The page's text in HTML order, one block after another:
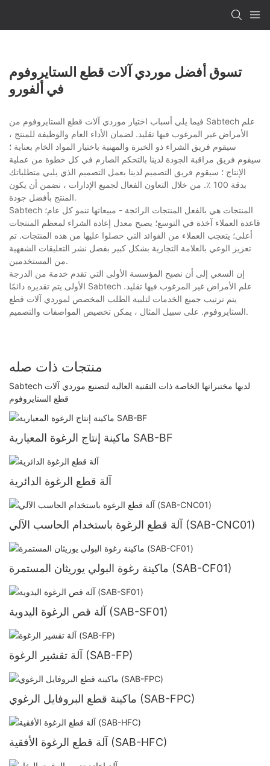
تسوق أفضل موردي آلات قطع الستايروفوم
في ألفورو
فيما يلي أسباب اختيار موردي آلات قطع الستايروفوم من Sabtech علم
الأمراض غير المرغوب فيها تقليد. لضمان الأداء العام والوظيفة للمنتج ،
سيقوم فريق الشراء ذو الخبرة والمهنية باختيار المواد الخام بعناية ؛
سيقوم فريق مراقبة الجودة لدينا بالتحكم الصارم في كل خطوة من عملية
الإنتاج ؛ سيقوم فريق التصميم لدينا بعمل التصميم الذي يلبي متطلباتك
بدقة 100 ٪. من خلال التعاون الفعال لجميع الإدارات ، نضمن أن يكون
المنتج بأفضل جودة.
Sabtech المنتجات هي بالفعل المنتجات الرائجة - مبيعاتها تنمو كل عام؛
قاعدة العملاء آخذة في التوسع؛ يصبح معدل إعادة الشراء لمعظم المنتجات
أعلى؛ يتعجب العملاء من الفوائد التي حصلوا عليها من هذه المنتجات. تم
تعزيز الوعي بالعلامة التجارية بشكل كبير بفضل نشر التعليقات الشفهية
من المستخدمين.
إن السعي إلى أن نصبح المؤسسة الأولى التي تقدم خدمة من الدرجة
الأولى يتم تقديره دائمًا Sabtech علم الأمراض غير المرغوب فيها تقليد.
يتم ترتيب جميع الخدمات لتلبية الطلب المخصص لموردي آلات قطع
الستايروفوم. على سبيل المثال ، يمكن تخصيص المواصفات والتصميم.
منتجات ذات صله
Sabtech لديها مختبراتها الخاصة ذات التقنية العالية لتصنيع موردي آلات
قطع الستايروفوم
ماكينة إنتاج الرغوة المعيارية SAB-BF
آلة قطع الرغوة الدائرية
آلة قطع الرغوة باستخدام الحاسب الآلي (SAB-CNC01)
ماكينة رغوة البولي يوريثان المستمرة (SAB-CF01)
آلة قص الرغوة اليدوية (SAB-SF01)
آلة تقشير الرغوة (SAB-FP)
ماكينة قطع البروفايل الرغوي (SAB-FPC)
آلة قطع الرغوة الأفقية (SAB-HFC)